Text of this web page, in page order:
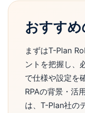
おすす
まずはT-Plan
ントを把握し、
で仕様や設定を
RPAの背景・活
は、T-Plan社の